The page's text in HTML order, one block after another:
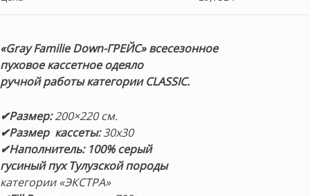
«Gray Familie Down-ГРЕЙС»всесезонное
пуховое кассетное одеяло
ручной работы категории CLASSIC.
✔Размер:200×220 см.
✔Размер кассеты:30х30
✔Наполнитель: 100% серый
гусиный пух Тулузской породы
категории «ЭКСТРА»